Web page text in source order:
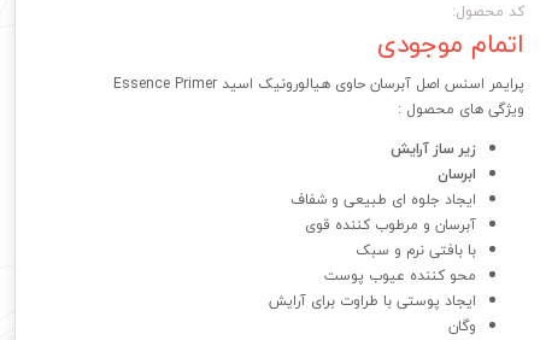
کد محصول:
اتمام موجودی
پرایمر اسنس اصل آبرسان حاوی هیالورونیک اسید Essence Primer
ویژگی های محصول :
زیر ساز آرایش
ابرسان
ایجاد جلوه ای طبیعی و شفاف
آبرسان و مرطوب کننده قوی
با بافتی نرم و سبک
محو کننده عیوب پوست
ایجاد پوستی با طراوت برای آرایش
وگان